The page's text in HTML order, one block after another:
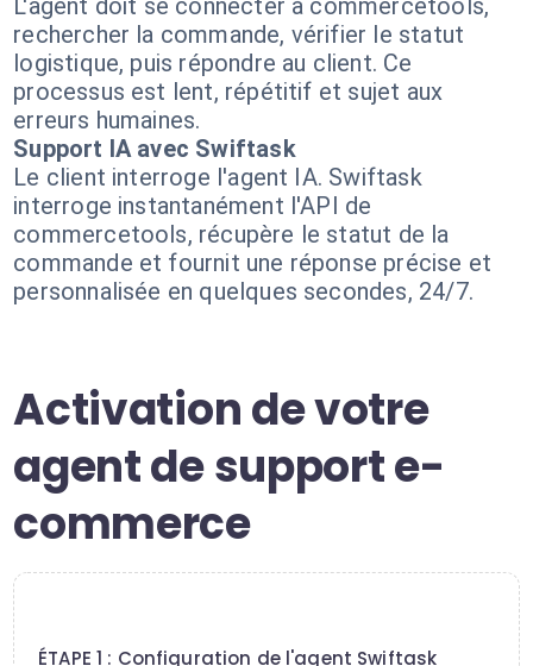
L'agent doit se connecter à commercetools,
rechercher la commande, vérifier le statut
logistique, puis répondre au client. Ce
processus est lent, répétitif et sujet aux
erreurs humaines.
Support IA avec Swiftask
Le client interroge l'agent IA. Swiftask
interroge instantanément l'API de
commercetools, récupère le statut de la
commande et fournit une réponse précise et
personnalisée en quelques secondes, 24/7.
Activation de votre
agent de support e-
commerce
ÉTAPE 1 : Configuration de l'agent Swiftask